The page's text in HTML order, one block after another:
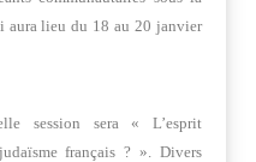
aura lieu du 18 au 20 janvier
session sera « L’esprit
français ? ». Divers